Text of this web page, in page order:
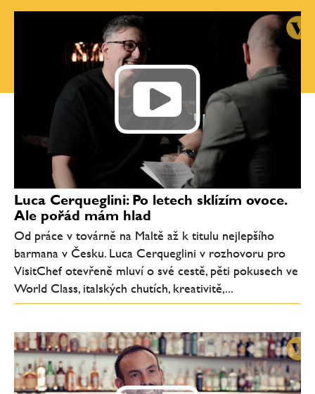
Luca Cerqueglini: Po letech sklízím ovoce.
Ale pořád mám hlad
Od práce v továrně na Maltě až k titulu nejlepšího
barmana v Česku. Luca Cerqueglini v rozhovoru pro
VisitChef otevřeně mluví o své cestě, pěti pokusech ve
World Class, italských chutích, kreativitě,...